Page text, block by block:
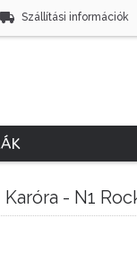
Szállítási információk
- N1